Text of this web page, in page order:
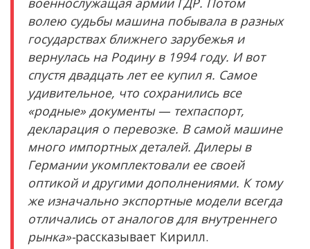
волею судьбы машина побывала в разных
государствах ближнего зарубежья и
вернулась на Родину в 1994 году. И вот
спустя двадцать лет ее купил я. Самое
удивительное, что сохранились все
«родные» документы — техпаспорт,
декларация о перевозке. В самой машине
много импортных деталей. Дилеры в
Германии укомплектовали ее своей
оптикой и другими дополнениями. К тому
же изначально экспортные модели всегда
отличались от аналогов для внутреннего
рынка»-рассказывает Кирилл.